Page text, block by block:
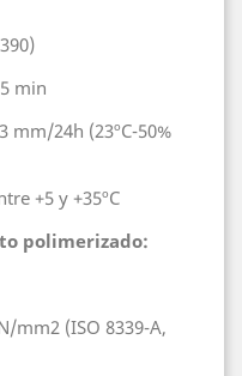
min
mm/24h (23ºC-50%
+5 y +35ºC
polimerizado:
mm2 (ISO 8339-A,